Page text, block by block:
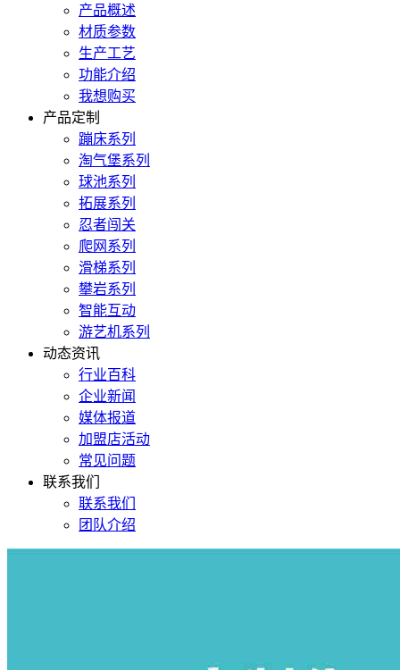
产品概述
材质参数
生产工艺
功能介绍
我想购买
产品定制
蹦床系列
淘气堡系列
球池系列
拓展系列
忍者闯关
爬网系列
滑梯系列
攀岩系列
智能互动
游艺机系列
动态资讯
行业百科
企业新闻
媒体报道
加盟店活动
常见问题
联系我们
联系我们
团队介绍